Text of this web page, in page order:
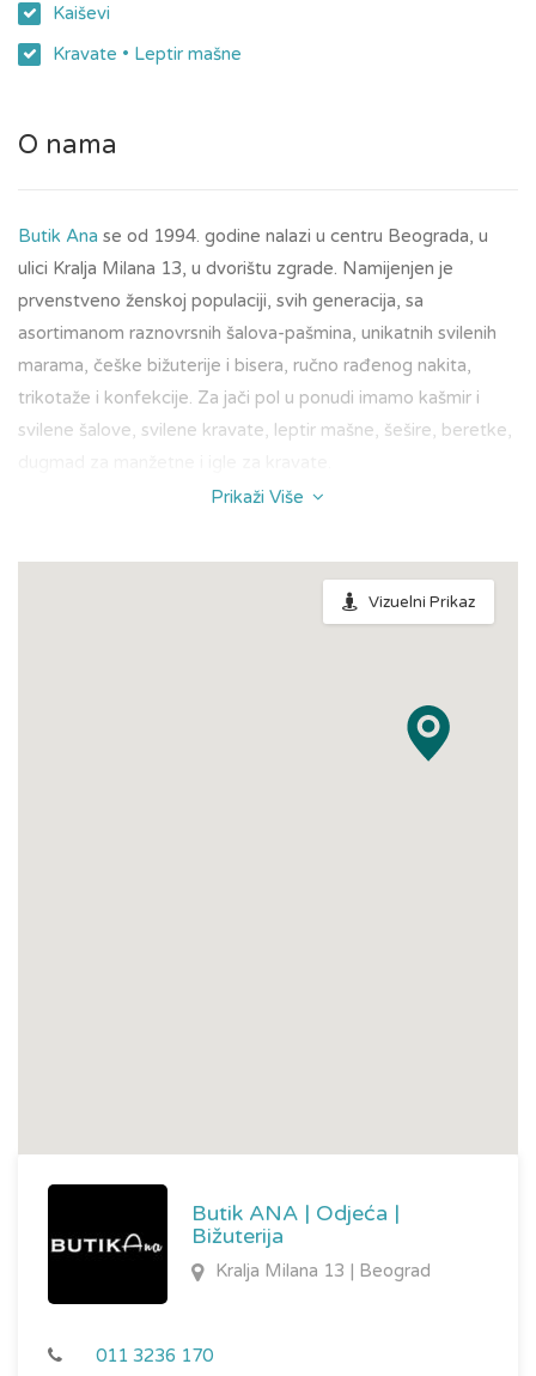
Kaiševi
Kravate • Leptir mašne
O nama
Butik Ana se od 1994. godine nalazi u centru Beograda, u
ulici Kralja Milana 13, u dvorištu zgrade. Namijenjen je
prvenstveno ženskoj populaciji, svih generacija, sa
asortimanom raznovrsnih šalova-pašmina, unikatnih svilenih
marama, češke bižuterije i bisera, ručno rađenog nakita,
trikotaže i konfekcije. Za jači pol u ponudi imamo kašmir i
svilene šalove, svilene kravate, leptir mašne, šešire, beretke,
Jewerly by Ana,Man by
Prikaži Više
Vizuelni Prikaz
Butik ANA | Odjeća |
Bižuterija
Kralja Milana 13 | Beograd
011 3236 170